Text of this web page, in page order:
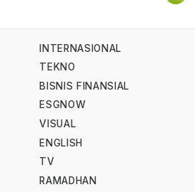
INTERNASIONAL
TEKNO
BISNIS FINANSIAL
ESGNOW
VISUAL
ENGLISH
TV
RAMADHAN